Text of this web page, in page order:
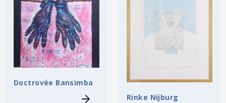
Doctrovée Bansimba
Rinke Nijburg